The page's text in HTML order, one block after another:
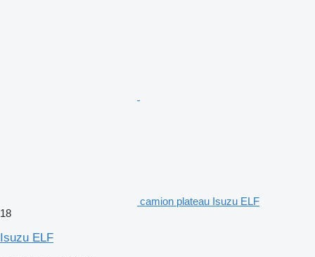
camion plateau Isuzu ELF
18
Isuzu ELF